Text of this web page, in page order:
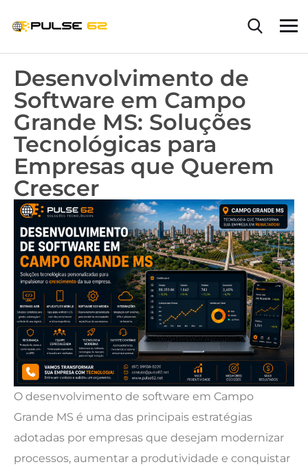
Desenvolvimento de
Software em Campo
Grande MS: Soluções
Tecnológicas para
Empresas que Querem
Crescer
O desenvolvimento de software em Campo
Grande MS é uma das principais estratégias
adotadas por empresas que desejam modernizar
processos, aumentar a produtividade e conquistar